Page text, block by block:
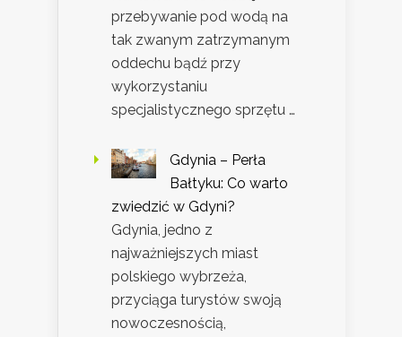
przebywanie pod wodą na
tak zwanym zatrzymanym
oddechu bądź przy
wykorzystaniu
specjalistycznego sprzętu …
Gdynia – Perła
Bałtyku: Co warto
zwiedzić w Gdyni?
Gdynia, jedno z
najważniejszych miast
polskiego wybrzeża,
przyciąga turystów swoją
nowoczesnością,